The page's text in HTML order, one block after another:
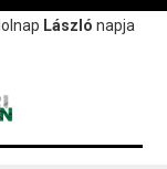
László napja